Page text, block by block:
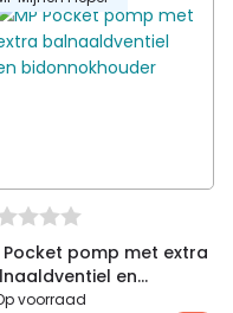
Pocket pomp met extra
en
voorraad